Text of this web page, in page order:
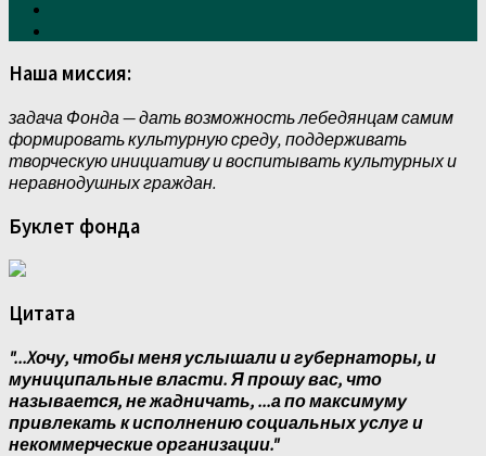
Наша миссия:
задача Фонда — дать возможность лебедянцам самим
формировать культурную среду, поддерживать
творческую инициативу и воспитывать культурных и
неравнодушных граждан.
Буклет фонда
Цитата
"...Xочу, чтобы меня услышали и губернаторы, и
муниципальные власти. Я прошу вас, что
называется, не жадничать, ...а по максимуму
привлекать к исполнению социальных услуг и
некоммерческие организации."